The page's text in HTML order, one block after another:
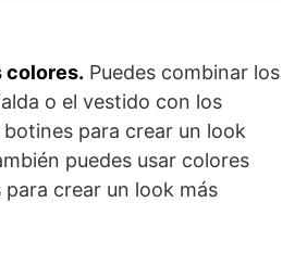
colores. Puedes combinar los
o el vestido con los
para crear un look
puedes usar colores
crear un look más